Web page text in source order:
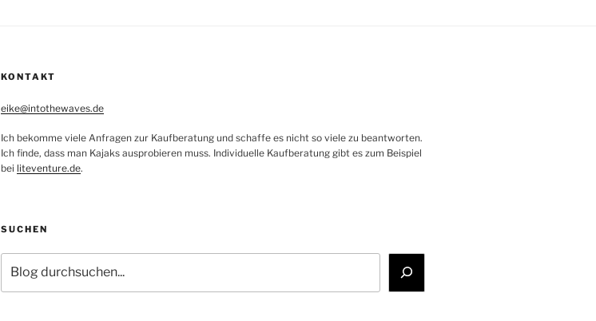
KONTAKT
eike@intothewaves.de
Ich bekomme viele Anfragen zur Kaufberatung und schaffe es nicht so viele zu beantworten.
Ich finde, dass man Kajaks ausprobieren muss. Individuelle Kaufberatung gibt es zum Beispiel
bei liteventure.de.
SUCHEN